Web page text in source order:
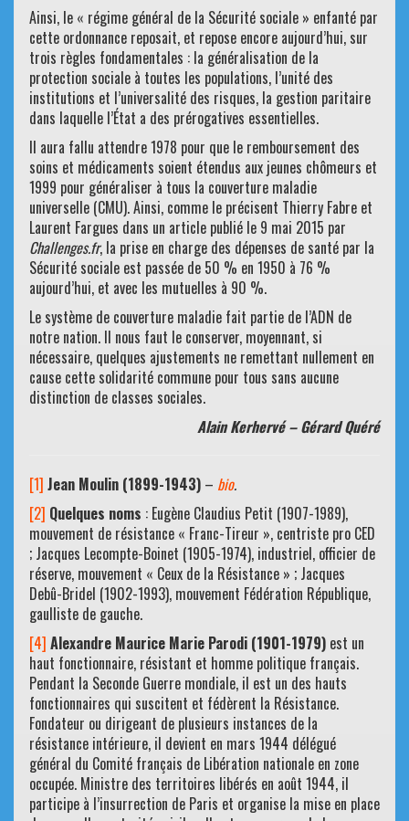
Ainsi, le « régime général de la Sécurité sociale » enfanté par
cette ordonnance reposait, et repose encore aujourd’hui, sur
trois règles fondamentales : la généralisation de la
protection sociale à toutes les populations, l’unité des
institutions et l’universalité des risques, la gestion paritaire
dans laquelle l’État a des prérogatives essentielles.
Il aura fallu attendre 1978 pour que le remboursement des
soins et médicaments soient étendus aux jeunes chômeurs et
1999 pour généraliser à tous la couverture maladie
universelle (CMU). Ainsi, comme le précisent Thierry Fabre et
Laurent Fargues dans un article publié le 9 mai 2015 par
Challenges.fr, la prise en charge des dépenses de santé par la
Sécurité sociale est passée de 50 % en 1950 à 76 %
aujourd’hui, et avec les mutuelles à 90 %.
Le système de couverture maladie fait partie de l’ADN de
notre nation. Il nous faut le conserver, moyennant, si
nécessaire, quelques ajustements ne remettant nullement en
cause cette solidarité commune pour tous sans aucune
distinction de classes sociales.
Alain Kerhervé – Gérard Quéré
[1] Jean Moulin (1899-1943) – bio.
[2] Quelques noms : Eugène Claudius Petit (1907-1989),
mouvement de résistance « Franc-Tireur », centriste pro CED
; Jacques Lecompte-Boinet (1905-1974), industriel, officier de
réserve, mouvement « Ceux de la Résistance » ; Jacques
Debû-Bridel (1902-1993), mouvement Fédération République,
gaulliste de gauche.
[4] Alexandre Maurice Marie Parodi (1901-1979) est un
haut fonctionnaire, résistant et homme politique français.
Pendant la Seconde Guerre mondiale, il est un des hauts
fonctionnaires qui suscitent et fédèrent la Résistance.
Fondateur ou dirigeant de plusieurs instances de la
résistance intérieure, il devient en mars 1944 délégué
général du Comité français de Libération nationale en zone
occupée. Ministre des territoires libérés en août 1944, il
participe à l’insurrection de Paris et organise la mise en place